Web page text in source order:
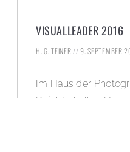
VISUALLEADER 2016
H. G. TEINER 9. SEPTEMBER
Im Haus der
Deichtorhallen